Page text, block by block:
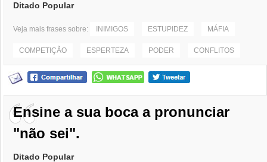
Ditado Popular
Veja mais frases sobre: INIMIGOS ESTUPIDEZ MÁFIA
COMPETIÇÃO ESPERTEZA PODER CONFLITOS
Ensine a sua boca a pronunciar
"não sei".
Ditado Popular